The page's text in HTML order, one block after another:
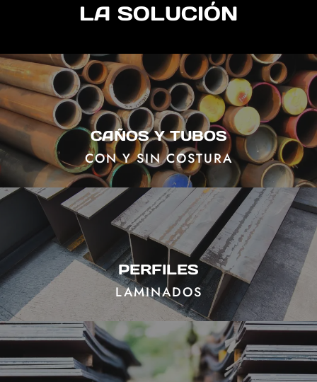
LA SOLUCIÓN
CAÑOS Y TUBOS
CON Y SIN COSTURA
PERFILES
LAMINADOS